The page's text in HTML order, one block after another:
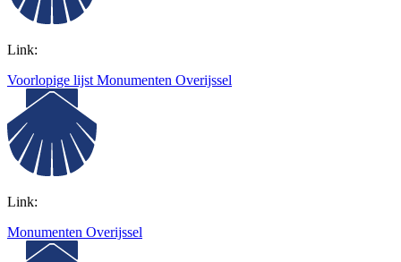
Link:
Voorlopige lijst Monumenten Overijssel
Link:
Monumenten Overijssel